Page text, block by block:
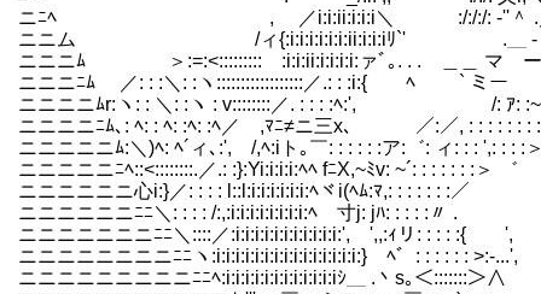
ニﾆﾍ , ／i:i:ii:i:i:i＼ :/:/:/: ‐''
ニニム /ィ{:i:i:i:i:i:i:ii:i:i:iﾘ`' .＿ - ゛
ニニニﾑ ＞:=:<:::::::::ゞ:i:i:ii:i:i:i:i:ァﾞ｡. . . ＿＿
ニニニﾆﾑ ／: : :＼: :ヽ::::::::::::::::::／.: : :i:{ ﾍ ` ミ
ニニニニﾑr:ヽ: : ＼: :ヽ : v::::::::／. : : : :ﾍ:', /: ｱ: :~:
ニニニニﾆﾑ､: ﾍ: : ﾍ: :ﾍ: :ﾍ／ ,ﾏﾆ≠ニ三x､ ／:／, : : : : : : : :
ニニニニニﾑ:＼)ﾍ: ﾍ´ィ､:', /,ﾍ:iト｡￣: : : : : :ア:゛: ィ: : : ',: :
ニニニニニﾆﾍ::<::::::::.／.: :}:Yi:i:i:i:ﾍﾍ fﾆX,~ﾐv: ~´: : : : :
ニニニニニニ心i:}／: : : : l::l:i:i:i:i:i:i:ﾍヾi(ﾍﾑ:ﾏ,: : : :
ニニニニニニﾆﾆ＼: : : : /:,:i:i:i:i:i:i:i:i:ﾍ 寸j: jﾊ: : : : :
ニニニニニニニﾆﾆ＼::::／:i:i:i:i:i:i:i:i:i:i:i:', ',,:ｨリ
ニニニニニニニニﾆﾆヽ:i:i:i:i:i:i:i:i:i:i:i:i:i:i:i:} ﾍ゛: : : :
ニニニニニニニニニﾆﾆﾍ:i:i:i:i:i:i:i:i:i:i:i:iｼ＿ .丶s｡＜